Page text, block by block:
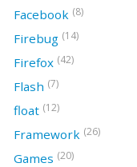
Facebook (8)
Firebug (14)
Firefox (42)
Flash (7)
float (12)
Framework (26)
Games (20)